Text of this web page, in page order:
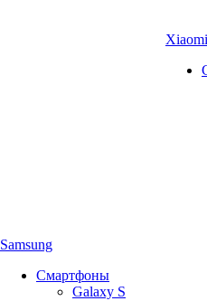
Samsung
Смартфоны
Galaxy S
Xiaomi